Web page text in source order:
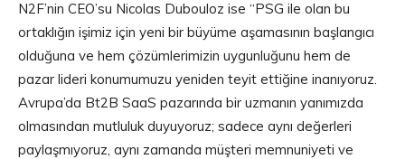
N2F’nin CEO’su Nicolas Dubouloz ise “PSG ile olan bu
ortaklığın işimiz için yeni bir büyüme aşamasının başlangıcı
olduğuna ve hem çözümlerimizin uygunluğunu hem de
pazar lideri konumumuzu yeniden teyit ettiğine inanıyoruz.
Avrupa’da Bt2B SaaS pazarında bir uzmanın yanımızda
olmasından mutluluk duyuyoruz; sadece aynı değerleri
paylaşmıyoruz, aynı zamanda müşteri memnuniyeti ve